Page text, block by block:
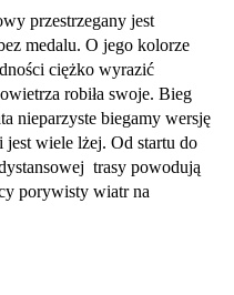
przestrzegany jest
medalu. O jego kolorze
ciężko wyrazić
robiła swoje. Bieg
nieparzyste biegamy wersję
jest wiele lżej. Od startu do
trasy powodują
porywisty wiatr na